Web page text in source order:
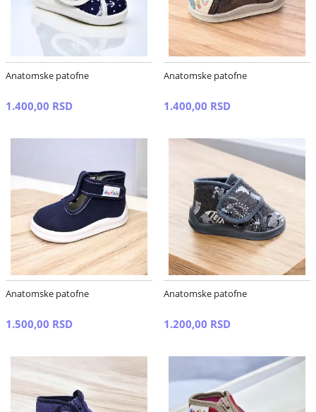
Anatomske patofne
1.400,00 RSD
Anatomske patofne
1.400,00 RSD
Anatomske patofne
1.500,00 RSD
Anatomske patofne
1.200,00 RSD